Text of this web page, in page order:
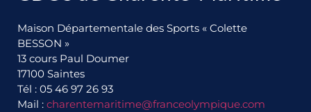
Maison Départementale des Sports « Colette
BESSON »
13 cours Paul Doumer
17100 Saintes
Tél : 05 46 97 26 93
Mail : charentemaritime@franceolympique.com